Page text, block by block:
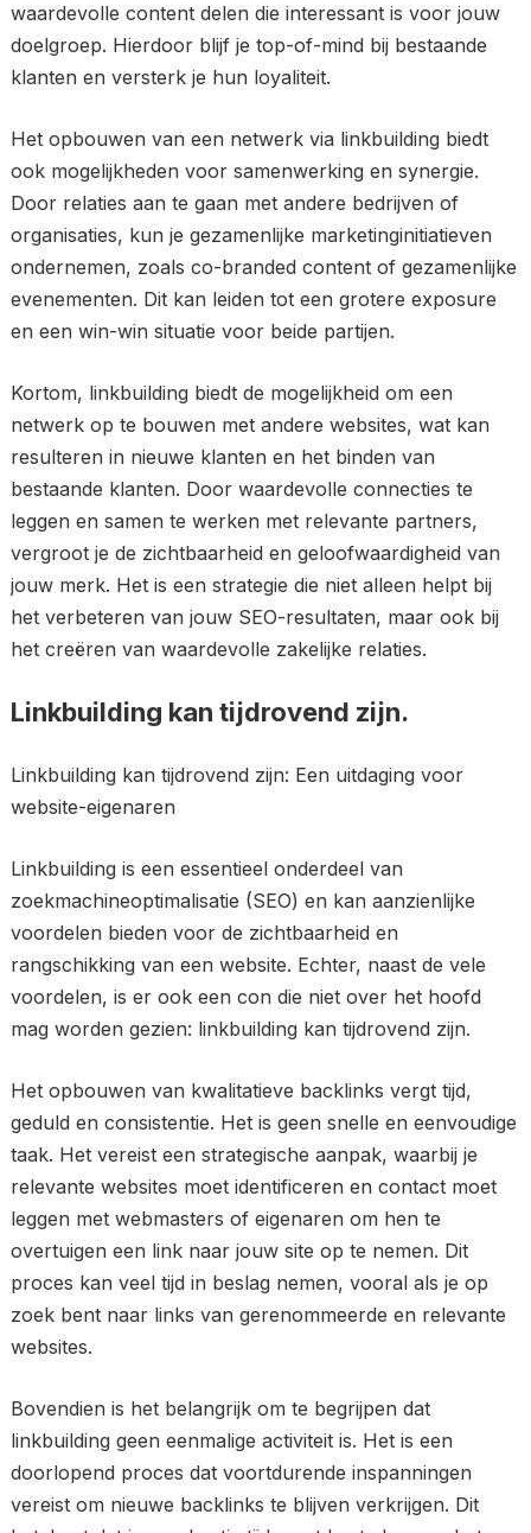
waardevolle content delen die interessant is voor jouw
doelgroep. Hierdoor blijf je top-of-mind bij bestaande
klanten en versterk je hun loyaliteit.
Het opbouwen van een netwerk via linkbuilding biedt
ook mogelijkheden voor samenwerking en synergie.
Door relaties aan te gaan met andere bedrijven of
organisaties, kun je gezamenlijke marketinginitiatieven
ondernemen, zoals co-branded content of gezamenlijke
evenementen. Dit kan leiden tot een grotere exposure
en een win-win situatie voor beide partijen.
Kortom, linkbuilding biedt de mogelijkheid om een
netwerk op te bouwen met andere websites, wat kan
resulteren in nieuwe klanten en het binden van
bestaande klanten. Door waardevolle connecties te
leggen en samen te werken met relevante partners,
vergroot je de zichtbaarheid en geloofwaardigheid van
jouw merk. Het is een strategie die niet alleen helpt bij
het verbeteren van jouw SEO-resultaten, maar ook bij
het creëren van waardevolle zakelijke relaties.
Linkbuilding kan tijdrovend zijn.
Linkbuilding kan tijdrovend zijn: Een uitdaging voor
website-eigenaren
Linkbuilding is een essentieel onderdeel van
zoekmachineoptimalisatie (SEO) en kan aanzienlijke
voordelen bieden voor de zichtbaarheid en
rangschikking van een website. Echter, naast de vele
voordelen, is er ook een con die niet over het hoofd
mag worden gezien: linkbuilding kan tijdrovend zijn.
Het opbouwen van kwalitatieve backlinks vergt tijd,
geduld en consistentie. Het is geen snelle en eenvoudige
taak. Het vereist een strategische aanpak, waarbij je
relevante websites moet identificeren en contact moet
leggen met webmasters of eigenaren om hen te
overtuigen een link naar jouw site op te nemen. Dit
proces kan veel tijd in beslag nemen, vooral als je op
zoek bent naar links van gerenommeerde en relevante
websites.
Bovendien is het belangrijk om te begrijpen dat
linkbuilding geen eenmalige activiteit is. Het is een
doorlopend proces dat voortdurende inspanningen
vereist om nieuwe backlinks te blijven verkrijgen. Dit